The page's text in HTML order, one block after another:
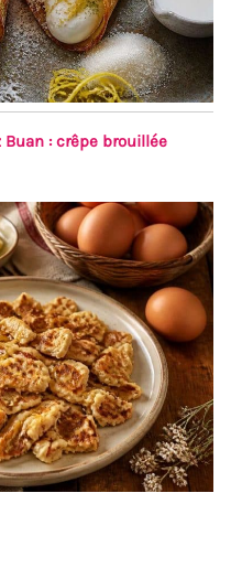
: crêpe brouillée